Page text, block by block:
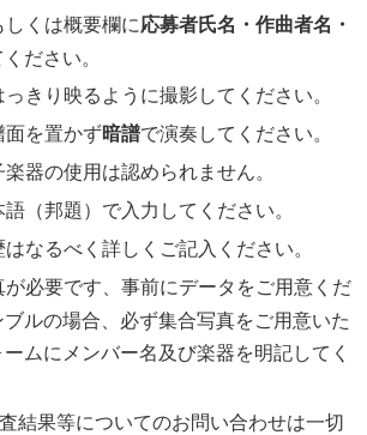
くは概要欄に応募者氏名・作曲者名・
ださい。
っきり映るように撮影してください。
面を置かず暗譜で演奏してください。
器の使用は認められません。
（邦題）で入力してください。
なるべく詳しくご記入ください。
が必要です、事前にデータをご用意くだ
ルの場合、必ず集合写真をご用意いた
ムにメンバー名及び楽器を明記してく
結果等についてのお問い合わせは一切